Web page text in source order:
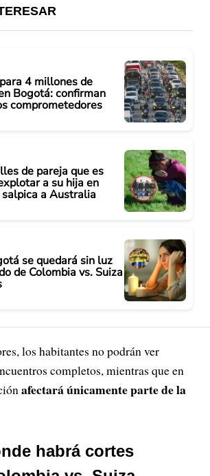
4 millones de
Bogotá: confirman
comprometedores
de pareja que es
a su hija en
a Australia
se quedará sin luz
de Colombia vs. Suiza
los habitantes no podrán ver
completos, mientras que en
afectará únicamente parte de la
habrá cortes